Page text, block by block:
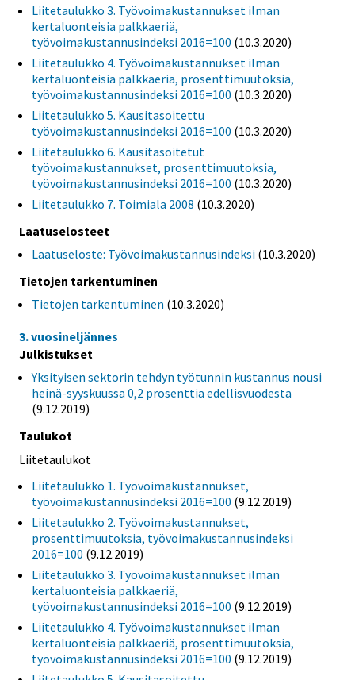
Liitetaulukko 3. Työvoimakustannukset ilman
kertaluonteisia palkkaeriä,
työvoimakustannusindeksi 2016=100 (10.3.2020)
Liitetaulukko 4. Työvoimakustannukset ilman
kertaluonteisia palkkaeriä, prosenttimuutoksia,
työvoimakustannusindeksi 2016=100 (10.3.2020)
Liitetaulukko 5. Kausitasoitettu
työvoimakustannusindeksi 2016=100 (10.3.2020)
Liitetaulukko 6. Kausitasoitetut
työvoimakustannukset, prosenttimuutoksia,
työvoimakustannusindeksi 2016=100 (10.3.2020)
Liitetaulukko 7. Toimiala 2008 (10.3.2020)
Laatuselosteet
Laatuseloste: Työvoimakustannusindeksi (10.3.2020)
Tietojen tarkentuminen
Tietojen tarkentuminen (10.3.2020)
3. vuosineljännes
Julkistukset
Yksityisen sektorin tehdyn työtunnin kustannus nousi
heinä-syyskuussa 0,2 prosenttia edellisvuodesta
(9.12.2019)
Taulukot
Liitetaulukot
Liitetaulukko 1. Työvoimakustannukset,
työvoimakustannusindeksi 2016=100 (9.12.2019)
Liitetaulukko 2. Työvoimakustannukset,
prosenttimuutoksia, työvoimakustannusindeksi
2016=100 (9.12.2019)
Liitetaulukko 3. Työvoimakustannukset ilman
kertaluonteisia palkkaeriä,
työvoimakustannusindeksi 2016=100 (9.12.2019)
Liitetaulukko 4. Työvoimakustannukset ilman
kertaluonteisia palkkaeriä, prosenttimuutoksia,
työvoimakustannusindeksi 2016=100 (9.12.2019)